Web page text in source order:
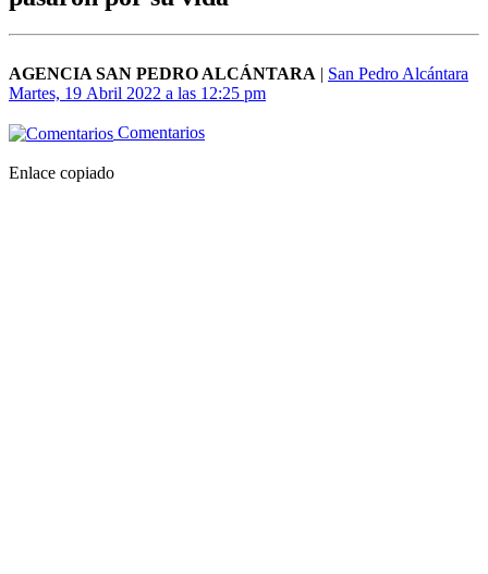
AGENCIA SAN PEDRO ALCÁNTARA | San Pedro Alcántara
Martes, 19 Abril 2022 a las 12:25 pm
Comentarios
Enlace copiado